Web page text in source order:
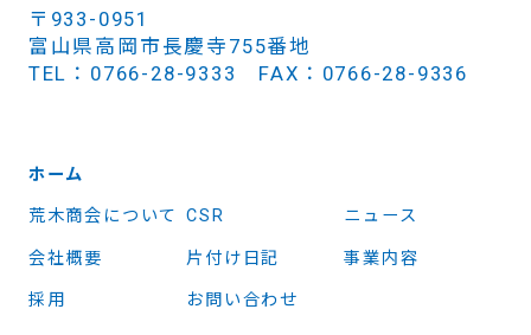
〒933-0951
富山県高岡市長慶寺755番地
TEL：0766-28-9333 FAX：0766-28-9336
ホーム
荒木商会について CSR ニュース
会社概要 片付け日記 事業内容
採用 お問い合わせ